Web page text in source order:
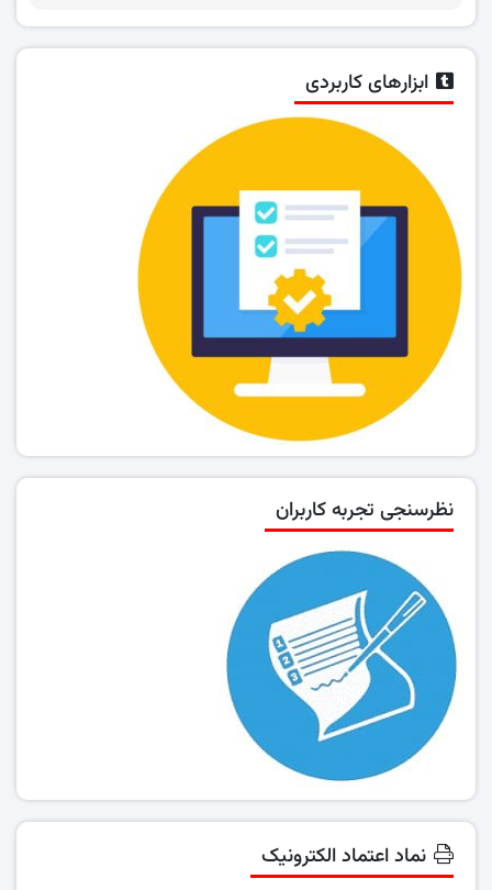
ابزارهای کاربردی
نظرسنجی تجربه کاربران
نماد اعتماد الکترونیک